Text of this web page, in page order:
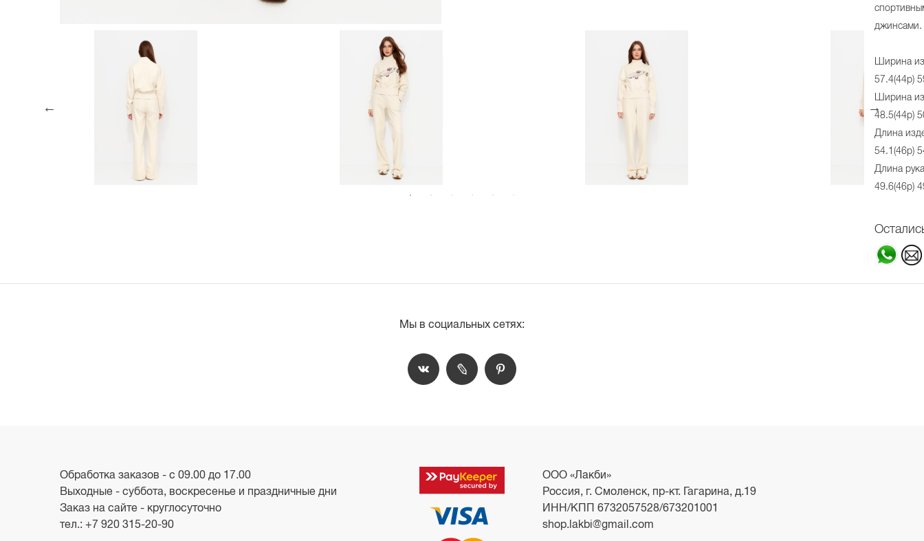
джинсами.
Ширина
57.4(44р)
Ширина
48.5(44р)
Длина
54.1(46р)
Длина
49.6(46р)
Мы в социальных сетях:
Обработка заказов - с 09.00 до 17.00
Выходные - суббота, воскресенье и праздничные дни
Заказ на сайте - круглосуточно
тел.: +7 920 315-20-90
ООО «Лакби»
Россия, г. Смоленск, пр-кт. Гагарина, д.19
ИНН/КПП 6732057528/673201001
shop.lakbi@gmail.com